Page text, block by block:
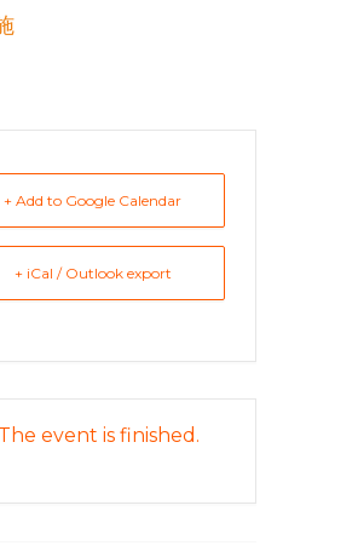
+ Add to Google Calendar
+ iCal / Outlook export
The event is finished.